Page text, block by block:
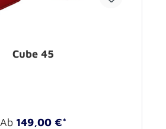
Cube 45
Ab 149,00 €*